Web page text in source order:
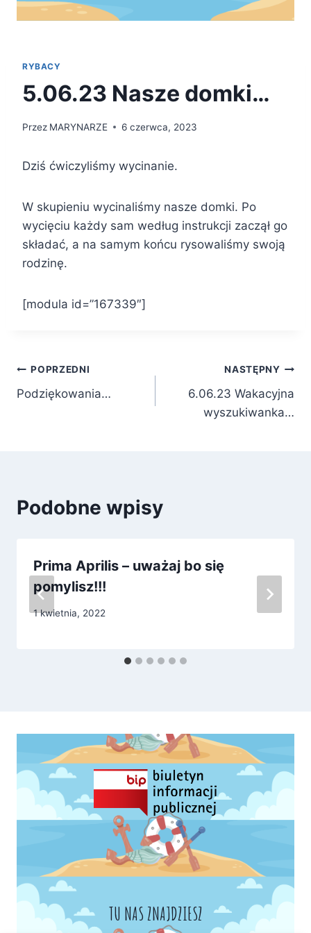
RYBACY
5.06.23 Nasze domki…
Przez MARYNARZE 6 czerwca, 2023
Dziś ćwiczyliśmy wycinanie.
W skupieniu wycinaliśmy nasze domki. Po
wycięciu każdy sam według instrukcji zaczął go
składać, a na samym końcu rysowaliśmy swoją
rodzinę.
[modula id=”167339″]
Nawigacja
wpisu
POPRZEDNI
Podziękowania…
NASTĘPNY
6.06.23 Wakacyjna
wyszukiwanka…
Podobne wpisy
Prima Aprilis – uważaj bo się
pomylisz!!!
1 kwietnia, 2022
TU NAS ZNAJDZIESZ